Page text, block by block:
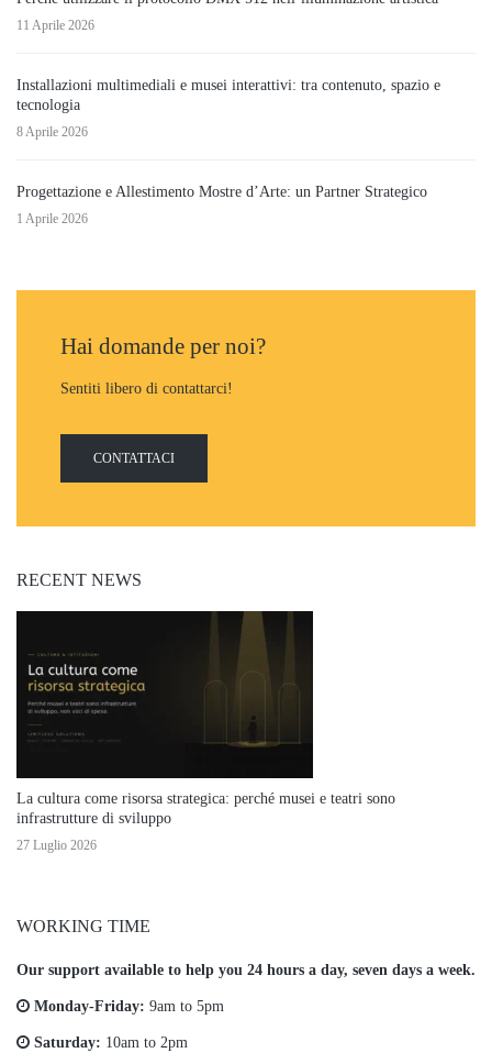
11 Aprile 2026
Installazioni multimediali e musei interattivi: tra contenuto, spazio e
tecnologia
8 Aprile 2026
Progettazione e Allestimento Mostre d’Arte: un Partner Strategico
1 Aprile 2026
Hai domande per noi?
Sentiti libero di contattarci!
CONTATTACI
RECENT NEWS
La cultura come risorsa strategica: perché musei e teatri sono
infrastrutture di sviluppo
27 Luglio 2026
WORKING TIME
Our support available to help you 24 hours a day, seven days a week.
Monday-Friday: 9am to 5pm
Saturday: 10am to 2pm